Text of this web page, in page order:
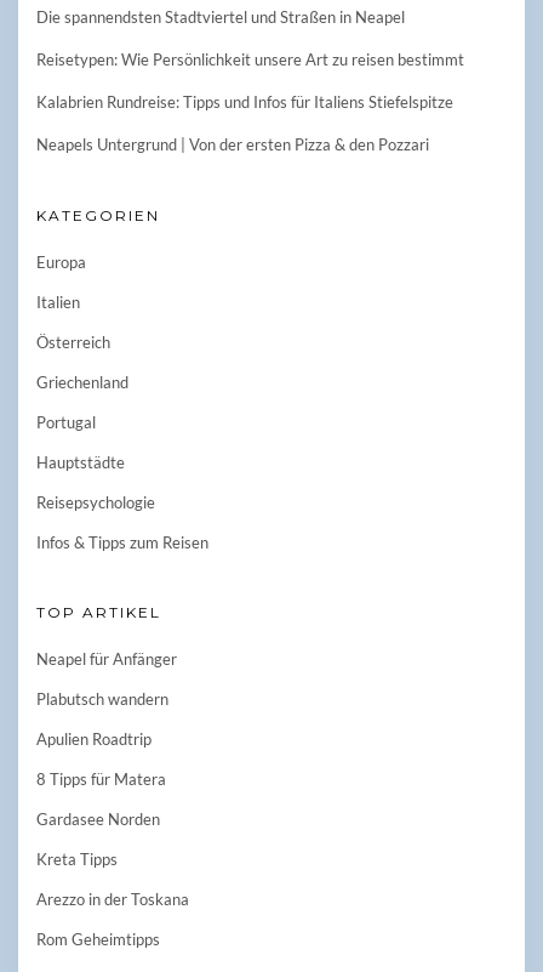
Die spannendsten Stadtviertel und Straßen in Neapel
Reisetypen: Wie Persönlichkeit unsere Art zu reisen bestimmt
Kalabrien Rundreise: Tipps und Infos für Italiens Stiefelspitze
Neapels Untergrund | Von der ersten Pizza & den Pozzari
KATEGORIEN
Europa
Italien
Österreich
Griechenland
Portugal
Hauptstädte
Reisepsychologie
Infos & Tipps zum Reisen
TOP ARTIKEL
Neapel für Anfänger
Plabutsch wandern
Apulien Roadtrip
8 Tipps für Matera
Gardasee Norden
Kreta Tipps
Arezzo in der Toskana
Rom Geheimtipps